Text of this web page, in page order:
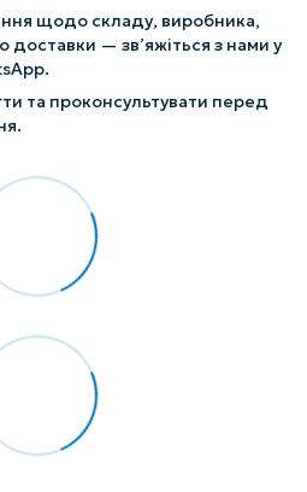
щодо складу, виробника,
доставки — зв’яжіться з нами у
та проконсультувати перед